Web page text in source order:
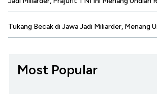
Tukang Becak di Jawa Jadi Miliarder, Menang
Most Popular